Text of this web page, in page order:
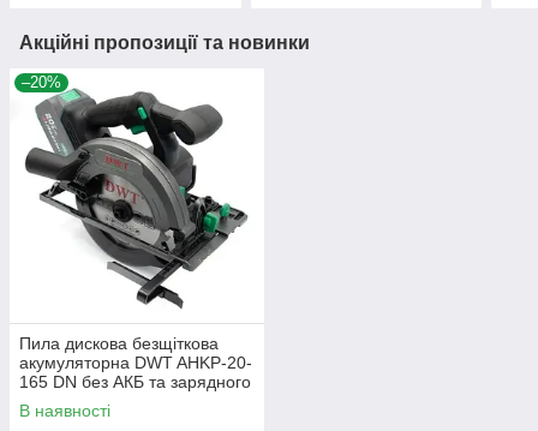
Акційні пропозиції та новинки
–20%
Пила дискова безщіткова
акумуляторна DWT AHKP-20-
165 DN без АКБ та зарядного
з регулюванням глибини
пропилу
В наявності